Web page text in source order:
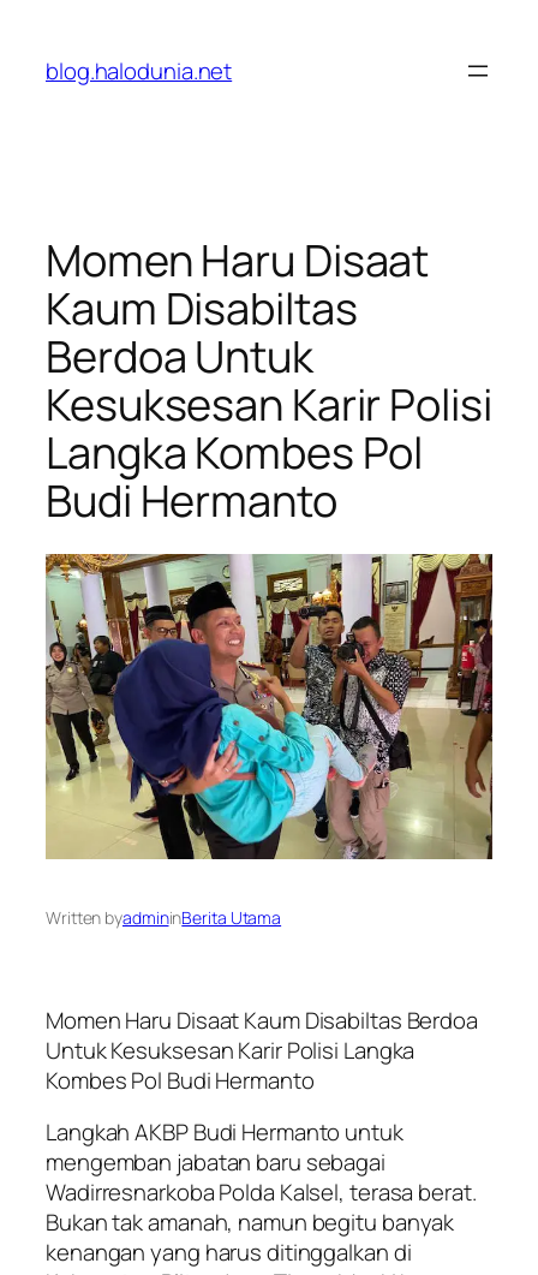
konten
blog.halodunia.net
Momen Haru Disaat
Kaum Disabiltas
Berdoa Untuk
Kesuksesan Karir Polisi
Langka Kombes Pol
Budi Hermanto
Written byadmininBerita Utama
Momen Haru Disaat Kaum Disabiltas Berdoa
Untuk Kesuksesan Karir Polisi Langka
Kombes Pol Budi Hermanto
Langkah AKBP Budi Hermanto untuk
mengemban jabatan baru sebagai
Wadirresnarkoba Polda Kalsel, terasa berat.
Bukan tak amanah, namun begitu banyak
kenangan yang harus ditinggalkan di